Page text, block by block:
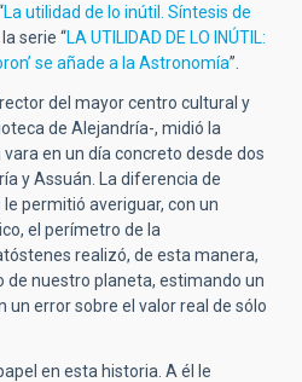
La utilidad de lo inútil. Síntesis de
serie “LA UTILIDAD DE LO INÚTIL:
se añade a la Astronomía”.
del mayor centro cultural y
de Alejandría-, midió la
en un día concreto desde dos
y Assuán. La diferencia de
permitió averiguar, con un
el perímetro de la
realizó, de esta manera,
de nuestro planeta, estimando un
un error sobre el valor real de sólo
en esta historia. A él le